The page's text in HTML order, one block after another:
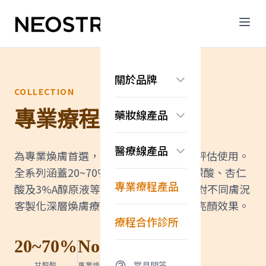
關於品牌
認識果酸科學
常見問答
藥妝線產品
抗老保濕系列
美白淡斑系列
Exuviance系列
醫療線產品
淨化調理系列
換膚亮顏系列
修護舒緩系列
專業療程產品
療程合作診所
COLLECTION
專業療程系列
為專業煥膚首選，專供醫療院所由醫師評估使用。
全系列涵蓋20~70%高濃度甘醇酸、檸檬酸、杏仁
酸及3%A醇原液等專業煥膚製劑。能針對不同膚況
客製化深層煥膚療程，達到極致淨膚與亮顏效果。
20~70%No.1